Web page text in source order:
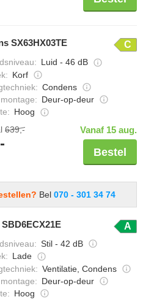
SX63HX03TE C
: Luid - 46 dB
: Korf
: Condens
: Deur-op-deur
: Hoog
639,- Vanaf 15 aug.
Bestel
Bel 070 - 301 34 74
A
: Stil - 42 dB
: Lade
: Ventilatie, Condens
: Deur-op-deur
: Hoog